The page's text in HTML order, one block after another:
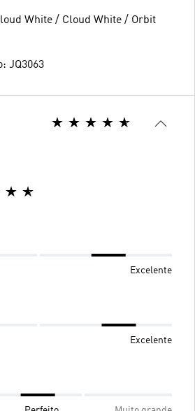
White / Cloud White / Orbit
JQ3063
Excelente
Excelente